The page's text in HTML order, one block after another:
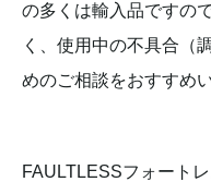
の多くは輸入品ですの
く、使用中の不具合（
めのご相談をおすすめ
FAULTLESSフォート